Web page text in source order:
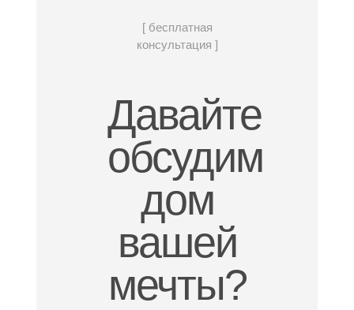
[ бесплатная
консультация ]
Давайте
обсудим
дом
вашей
мечты?